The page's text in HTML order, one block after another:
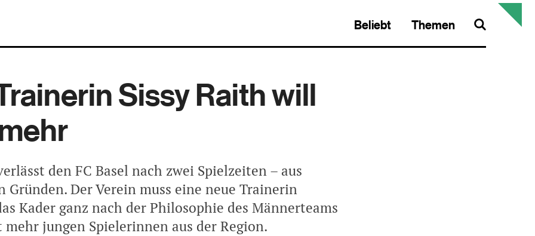
Beliebt Themen
Sissy Raith will
den FC Basel nach zwei Spielzeiten – aus
Gründen. Der Verein muss eine neue Trainerin
Kader ganz nach der Philosophie des Männerteams
jungen Spielerinnen aus der Region.